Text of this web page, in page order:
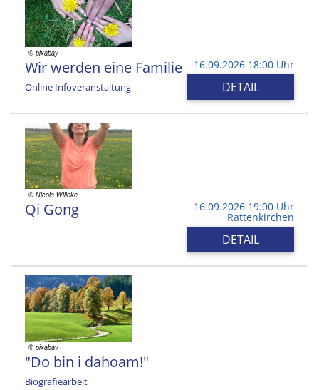
Wir werden eine Familie
Online Infoveranstaltung
16.09.2026 18:00 Uhr
DETAIL
Qi Gong 16.09.2026 19:00 Uhr
Rattenkirchen
DETAIL
"Do bin i dahoam!"
Biografiearbeit